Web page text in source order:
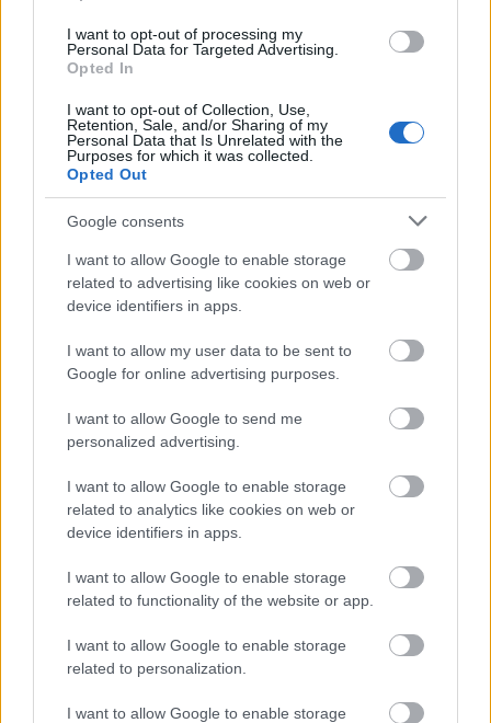
I want to opt-out of processing my
Personal Data for Targeted Advertising.
Opted In
I want to opt-out of Collection, Use,
Retention, Sale, and/or Sharing of my
Personal Data that Is Unrelated with the
Purposes for which it was collected.
Opted Out
Google consents
I want to allow Google to enable storage
related to advertising like cookies on web or
device identifiers in apps.
I want to allow my user data to be sent to
Google for online advertising purposes.
I want to allow Google to send me
personalized advertising.
I want to allow Google to enable storage
related to analytics like cookies on web or
device identifiers in apps.
I want to allow Google to enable storage
related to functionality of the website or app.
I want to allow Google to enable storage
related to personalization.
I want to allow Google to enable storage
felülvizsgálat árnyékában?
Nagy igazolás - Sokszoros bajnok érkezik a
Fehérvárhoz
Miért kulcsfontosságú a korszerű légtechnika az
egészségügyi intézményekben?